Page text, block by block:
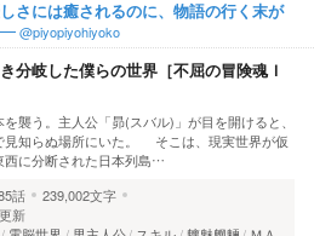
さには癒されるのに、物語の行く末が
@piyopiyohiyoko
分岐した僕らの世界［不屈の冒険魂Ｉ
襲う。主人公「昴(スバル)」が目を開けると、
見知らぬ場所にいた。 そこは、現実世界が仮
西に分断された日本列島…
話
239,002文字
新